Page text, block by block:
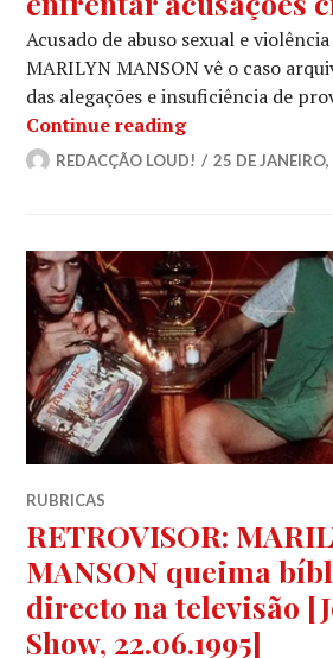
Acusado de abuso sexual e
MARILYN MANSON vê o caso
das alegações e insuficiência de
Continue readingMARILYN
REDACÇÃO LOUD! 25 DE
RUBRICAS
RETROVISOR:
MANSON queima
directo na televisão
Show, 22.06.1995]